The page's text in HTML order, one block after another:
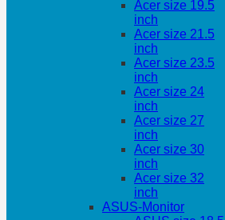
Acer size 19.5
inch
Acer size 21.5
inch
Acer size 23.5
inch
Acer size 24
inch
Acer size 27
inch
Acer size 30
inch
Acer size 32
inch
ASUS-Monitor